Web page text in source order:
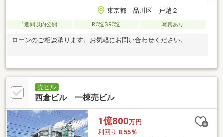
東京都 品川区 戸越２
1週間以内公開 RC造SRC造 写真あり
ローンのご相談承ります。お気軽にお問い合わせください。
売ビル
西倉ビル 一棟売ビル
1億800万円
利回り 8.55％